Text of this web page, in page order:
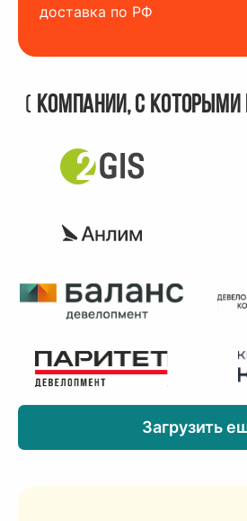
доставка по РФ
( Компании, с
Загрузить